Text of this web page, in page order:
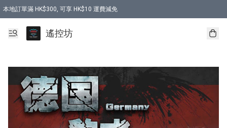
本地訂單滿 HK$300, 可享 HK$10 運費減免
購買 7.6V 6500mah 70C 電池 送 7.6V USB充電器
遙控坊